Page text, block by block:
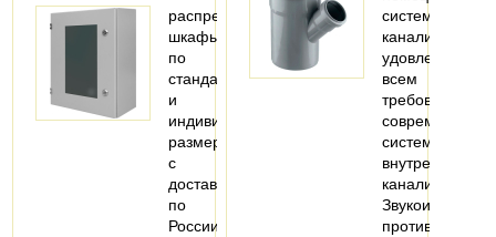
распределительные
шкафы
по
стандартным
и
индивидуальным
размерам
с
доставкой
по
России
система
канализации,
всем
требованиям
современных
систем
внутренней
канализации.
Звукоизоляция,